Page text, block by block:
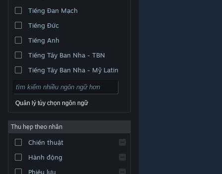
thương hiệu là tài sản của chủ sở hữu tương ứng tại
Pháp lý
Hỗ trợ tiếp cận
ký Steam
|Hoàn tiền|
Tiếng Đan Mạch
Tiếng Đức
Tiếng Anh
Tiếng Tây Ban Nha - TBN
Tiếng Tây Ban Nha - Mỹ Latin
Quản lý tùy chọn ngôn ngữ
Thu hẹp theo nhãn
Chiến thuật
Hành động
Phiêu lưu